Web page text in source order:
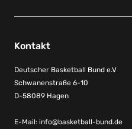
Kontakt
Deutscher Basketball Bund e.V
Schwanenstraße 6-10
D-58089 Hagen
E-Mail: info@basketball-bund.de